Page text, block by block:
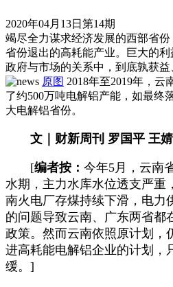
2020年04月13日第14期
竭尽全力谋求经济发展的西部省
省份退出的高耗能产业。巨大的利
政府与市场的关系中，到底孰获益
原图 2018年至2019年，云
了约500万吨电解铝产能，如最终
大电解铝省份。
文｜财新周刊 罗国平 王婧
[编者按： 今年5月，云南
水期，主力水库水位透支严重
南火电厂存煤持续下滑，电力
的问题导致云南、广东两省都
政策。然而云南依照原计划，
进高耗能电解铝企业的计划，
缓。]